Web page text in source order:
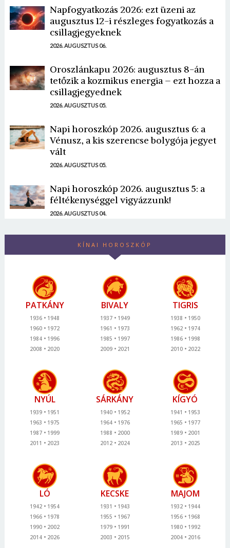
Napfogyatkozás 2026: ezt üzeni az
augusztus 12-i részleges fogyatkozás a
csillagjegyeknek
2026. AUGUSZTUS 06.
Oroszlánkapu 2026: augusztus 8-án
tetőzik a kozmikus energia – ezt hozza a
csillagjegyednek
2026. AUGUSZTUS 05.
Napi horoszkóp 2026. augusztus 6: a
Vénusz, a kis szerencse bolygója jegyet
vált
2026. AUGUSZTUS 05.
Napi horoszkóp 2026. augusztus 5: a
féltékenységgel vigyázzunk!
2026. AUGUSZTUS 04.
KÍNAI HOROSZKÓP
PATKÁNY
1936
1948
1960
1972
1984
1996
2008
2020
BIVALY
1937
1949
1961
1973
1985
1997
2009
2021
TIGRIS
1938
1950
1962
1974
1986
1998
2010
2022
NYÚL
1939
1951
1963
1975
1987
1999
2011
2023
SÁRKÁNY
1940
1952
1964
1976
1988
2000
2012
2024
KÍGYÓ
1941
1953
1965
1977
1989
2001
2013
2025
LÓ
1942
1954
1966
1978
1990
2002
2014
2026
KECSKE
1931
1943
1955
1967
1979
1991
2003
2015
MAJOM
1932
1944
1956
1968
1980
1992
2004
2016